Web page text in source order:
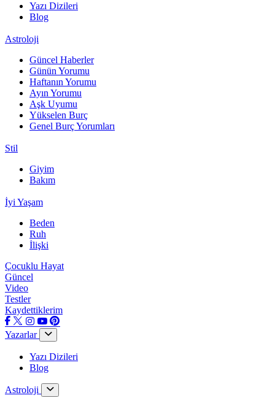
Yazı Dizileri
Blog
Astroloji
Güncel Haberler
Günün Yorumu
Haftanın Yorumu
Ayın Yorumu
Aşk Uyumu
Yükselen Burç
Genel Burç Yorumları
Stil
Giyim
Bakım
İyi Yaşam
Beden
Ruh
İlişki
Çocuklu Hayat
Güncel
Video
Testler
Kaydettiklerim
Yazarlar
Yazı Dizileri
Blog
Astroloji